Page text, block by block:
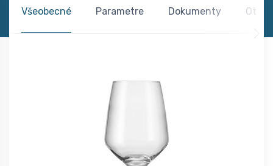
Všeobecné Parametre Dokumenty